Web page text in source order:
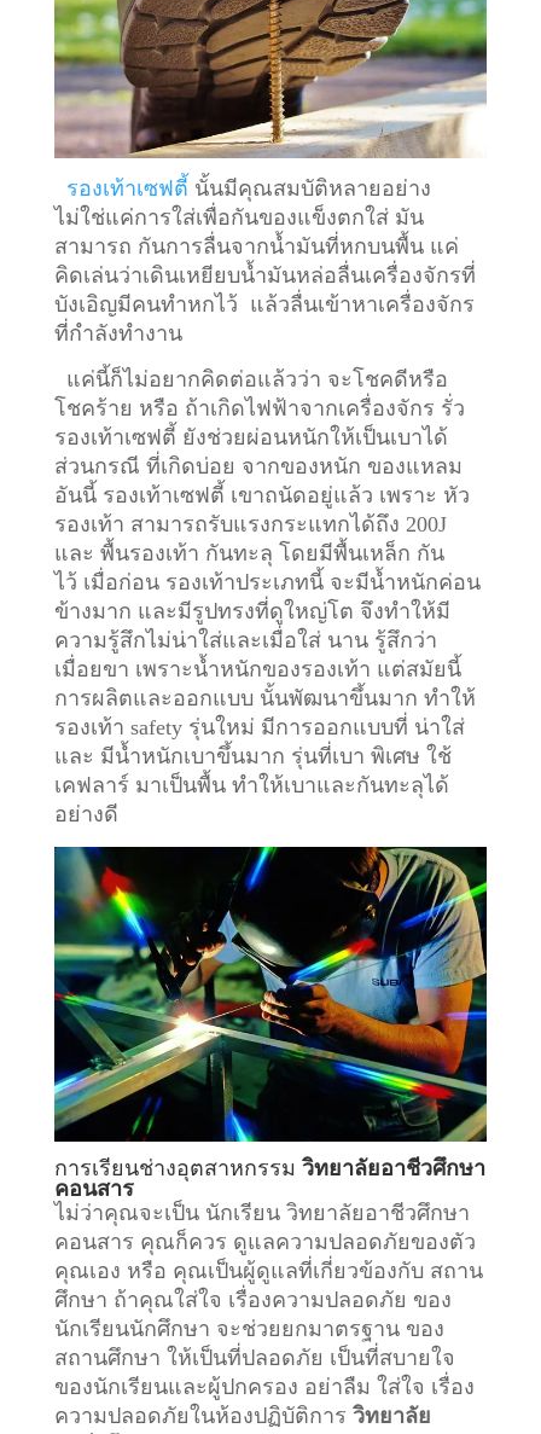
รองเท้าเซฟตี้ นั้นมีคุณสมบัติหลายอย่าง
ไม่ใช่แค่การใส่เพื่อกันของแข็งตกใส่ มัน
สามารถ กันการลื่นจากน้ำมันที่หกบนพื้น แค่
คิดเล่นว่าเดินเหยียบน้ำมันหล่อลื่นเครื่องจักรที่
บังเอิญมีคนทำหกไว้ แล้วลื่นเข้าหาเครื่องจักร
ที่กำลังทำงาน
แค่นี้ก็ไม่อยากคิดต่อแล้วว่า จะโชคดีหรือ
โชคร้าย หรือ ถ้าเกิดไฟฟ้าจากเครื่องจักร รั่ว
รองเท้าเซฟตี้ ยังช่วยผ่อนหนักให้เป็นเบาได้
ส่วนกรณี ที่เกิดบ่อย จากของหนัก ของแหลม
อันนี้ รองเท้าเซฟตี้ เขาถนัดอยู่แล้ว เพราะ หัว
รองเท้า สามารถรับแรงกระแทกได้ถึง 200J
และ พื้นรองเท้า กันทะลุ โดยมีพื้นเหล็ก กัน
ไว้ เมื่อก่อน รองเท้าประเภทนี้ จะมีน้ำหนักค่อน
ข้างมาก และมีรูปทรงที่ดูใหญ่โต จึงทำให้มี
ความรู้สึกไม่น่าใส่และเมื่อใส่ นาน รู้สึกว่า
เมื่อยขา เพราะน้ำหนักของรองเท้า แต่สมัยนี้
การผลิตและออกแบบ นั้นพัฒนาขึ้นมาก ทำให้
รองเท้า safety รุ่นใหม่ มีการออกแบบที่ น่าใส่
และ มีน้ำหนักเบาขึ้นมาก รุ่นที่เบา พิเศษ ใช้
เคฟลาร์ มาเป็นพื้น ทำให้เบาและกันทะลุได้
อย่างดี
การเรียนช่างอุตสาหกรรม วิทยาลัยอาชีวศึกษา
คอนสาร
ไม่ว่าคุณจะเป็น นักเรียน วิทยาลัยอาชีวศึกษา
คอนสาร คุณก็ควร ดูแลความปลอดภัยของตัว
คุณเอง หรือ คุณเป็นผู้ดูแลที่เกี่ยวข้องกับ สถาน
ศึกษา ถ้าคุณใส่ใจ เรื่องความปลอดภัย ของ
นักเรียนนักศึกษา จะช่วยยกมาตรฐาน ของ
สถานศึกษา ให้เป็นที่ปลอดภัย เป็นที่สบายใจ
ของนักเรียนและผู้ปกครอง อย่าลืม ใส่ใจ เรื่อง
ความปลอดภัยในห้องปฏิบัติการ วิทยาลัย